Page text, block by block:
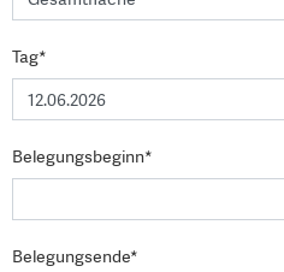
Tag*
Belegungsbeginn*
Belegungsende*